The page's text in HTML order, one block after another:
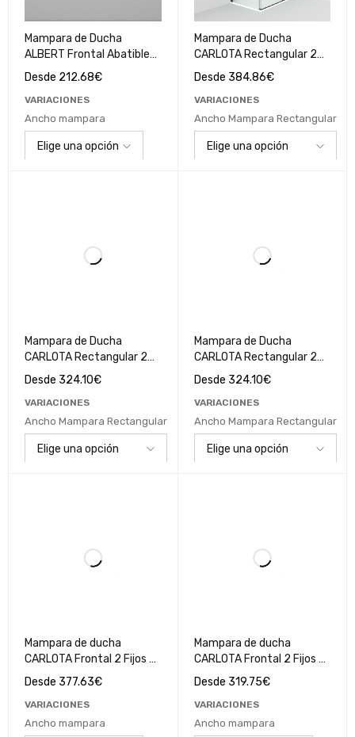
Mampara de Ducha
ALBERT Frontal Abatible
Cromo Brillo
Desde 212.68€
VARIACIONES
Ancho mampara
Mampara de Ducha
CARLOTA Rectangular 2
fijos - 1 puerta corredera
Desde 384.86€
VARIACIONES
Ancho Mampara Rectangular
Mampara de Ducha
CARLOTA Rectangular 2
fijos - 1 puerta correderas
Transparente
Desde 324.10€
VARIACIONES
Ancho Mampara Rectangular
Mampara de Ducha
CARLOTA Rectangular 2
fijos - 1 puerta corredera
Transparente
Desde 324.10€
VARIACIONES
Ancho Mampara Rectangular
Mampara de ducha
CARLOTA Frontal 2 Fijos -
2 Correderas Cromo /
Desde 377.63€
VARIACIONES
Ancho mampara
Mampara de ducha
CARLOTA Frontal 2 Fijos -
2 Correderas Negro Mate /
Desde 319.75€
VARIACIONES
Ancho mampara